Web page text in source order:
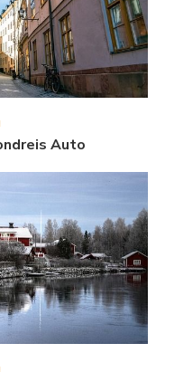
Auto